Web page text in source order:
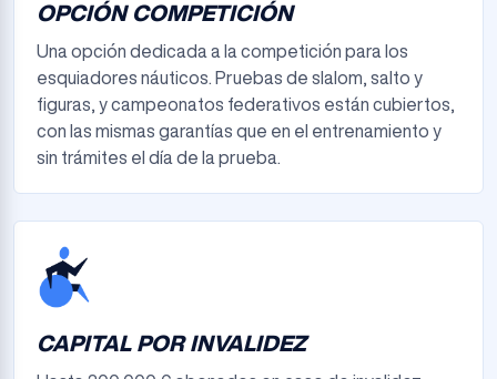
OPCIÓN COMPETICIÓN
Una opción dedicada a la competición para los
esquiadores náuticos. Pruebas de slalom, salto y
figuras, y campeonatos federativos están cubiertos,
con las mismas garantías que en el entrenamiento y
sin trámites el día de la prueba.
CAPITAL POR INVALIDEZ